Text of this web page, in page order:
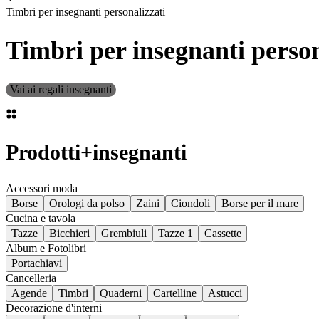
Timbri per insegnanti personalizzati
Timbri per insegnanti
Vai ai regali insegnanti
Prodotti+insegnanti
Accessori moda
Borse
Orologi da polso Zaini Ciondoli
Borse per il mare
Cucina e tavola
Tazze
Bicchieri Grembiuli Tazze 1
Cassette
Album e Fotolibri
Portachiavi
Cancelleria
Agende
Timbri Quaderni Cartelline
Astucci
Decorazione d'interni